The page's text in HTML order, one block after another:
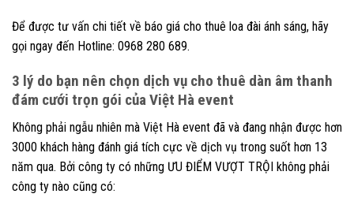
Để được tư vấn chi tiết về báo giá cho thuê loa đài ánh sáng, hãy
gọi ngay đến Hotline: 0968 280 689.
3 lý do bạn nên chọn dịch vụ cho thuê dàn âm thanh
đám cưới trọn gói của Việt Hà event
Không phải ngẫu nhiên mà Việt Hà event đã và đang nhận được hơn
3000 khách hàng đánh giá tích cực về dịch vụ trong suốt hơn 13
năm qua. Bởi công ty có những ƯU ĐIỂM VƯỢT TRỘI không phải
công ty nào cũng có: